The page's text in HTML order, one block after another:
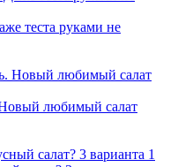
теста руками не
Новый любимый салат